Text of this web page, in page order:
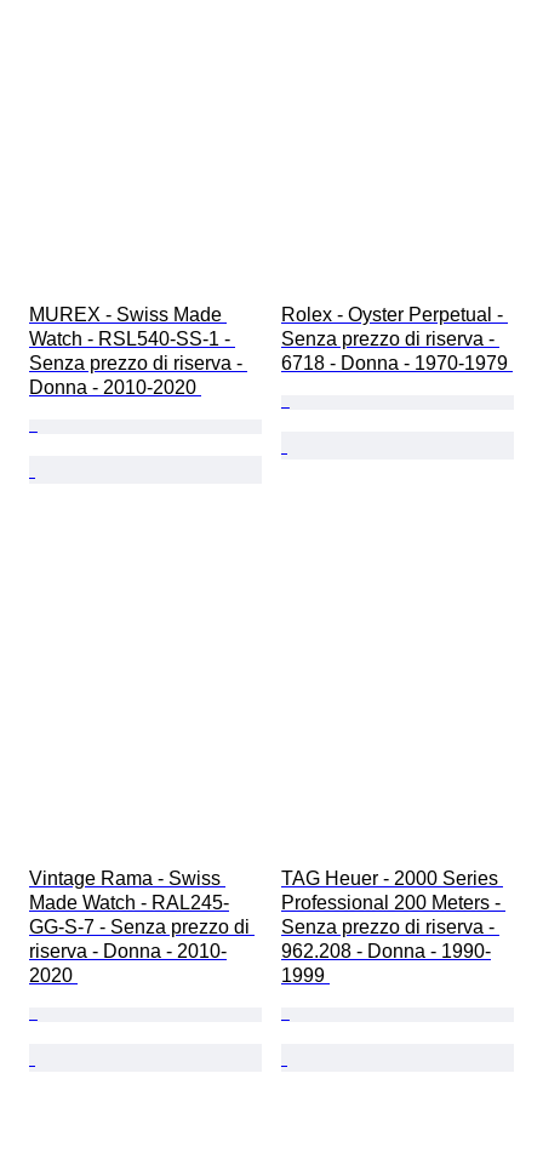
MUREX - Swiss Made
Watch - RSL540-SS-1 -
Senza prezzo di riserva -
Donna - 2010-2020
Rolex - Oyster Perpetual -
Senza prezzo di riserva -
6718 - Donna - 1970-1979
Vintage Rama - Swiss
Made Watch - RAL245-
GG-S-7 - Senza prezzo di
riserva - Donna - 2010-
2020
TAG Heuer - 2000 Series
Professional 200 Meters -
Senza prezzo di riserva -
962.208 - Donna - 1990-
1999